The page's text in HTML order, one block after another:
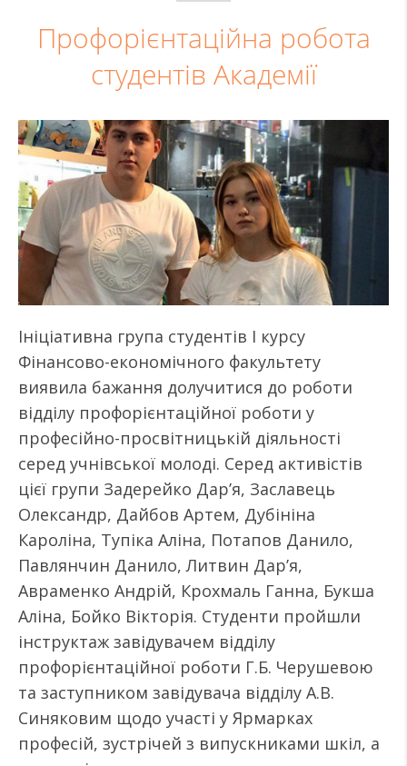
Профорієнтаційна робота
студентів Академії
Ініціативна група студентів І курсу
Фінансово-економічного факультету
виявила бажання долучитися до роботи
відділу профорієнтаційної роботи у
професійно-просвітницькій діяльності
серед учнівської молоді. Серед активістів
цієї групи Задерейко Дар’я, Заславець
Олександр, Дайбов Артем, Дубініна
Кароліна, Тупіка Аліна, Потапов Данило,
Павлянчин Данило, Литвин Дар’я,
Авраменко Андрій, Крохмаль Ганна, Букша
Аліна, Бойко Вікторія. Студенти пройшли
інструктаж завідувачем відділу
профорієнтаційної роботи Г.Б. Черушевою
та заступником завідувача відділу А.В.
Синяковим щодо участі у Ярмарках
професій, зустрічей з випускниками шкіл, а